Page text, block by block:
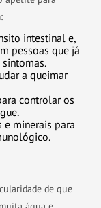
intestinal e,
pessoas que já
a queimar
controlar os
e minerais para
de que